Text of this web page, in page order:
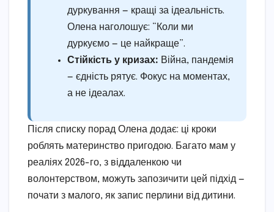
дуркування — кращі за ідеальність.
Олена наголошує: “Коли ми
дуркуємо — це найкраще”.
Стійкість у кризах: Війна, пандемія
— єдність рятує. Фокус на моментах,
а не ідеалах.
Після списку порад Олена додає: ці кроки
роблять материнство пригодою. Багато мам у
реаліях 2026-го, з віддаленкою чи
волонтерством, можуть запозичити цей підхід —
почати з малого, як запис перлини від дитини.